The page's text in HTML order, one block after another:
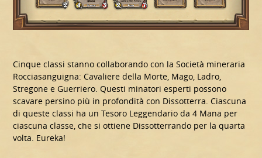
Cinque classi stanno collaborando con la Società mineraria
Rocciasanguigna: Cavaliere della Morte, Mago, Ladro,
Stregone e Guerriero. Questi minatori esperti possono
scavare persino più in profondità con Dissotterra. Ciascuna
di queste classi ha un Tesoro Leggendario da 4 Mana per
ciascuna classe, che si ottiene Dissotterrando per la quarta
volta. Eureka!